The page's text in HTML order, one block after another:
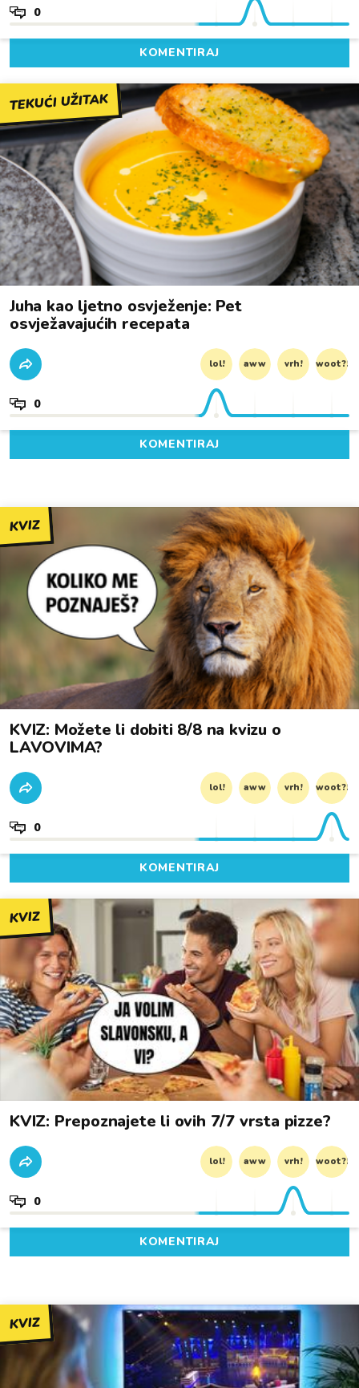
0
KOMENTIRAJ
TEKUĆI UŽITAK
Juha kao ljetno osvježenje: Pet
osvježavajućih recepata
lol! aww vrh! woot?!
0
KOMENTIRAJ
KVIZ
KVIZ: Možete li dobiti 8/8 na kvizu o
LAVOVIMA?
lol! aww vrh! woot?!
0
KOMENTIRAJ
KVIZ
KVIZ: Prepoznajete li ovih 7/7 vrsta pizze?
lol! aww vrh! woot?!
0
KOMENTIRAJ
KVIZ